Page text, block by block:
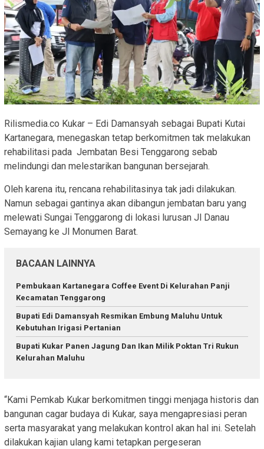
Rilismedia.co Kukar – Edi Damansyah sebagai Bupati Kutai
Kartanegara, menegaskan tetap berkomitmen tak melakukan
rehabilitasi pada Jembatan Besi Tenggarong sebab
melindungi dan melestarikan bangunan bersejarah.
Oleh karena itu, rencana rehabilitasinya tak jadi dilakukan.
Namun sebagai gantinya akan dibangun jembatan baru yang
melewati Sungai Tenggarong di lokasi lurusan Jl Danau
Semayang ke Jl Monumen Barat.
BACAAN LAINNYA
Pembukaan Kartanegara Coffee Event Di Kelurahan Panji
Kecamatan Tenggarong
Bupati Edi Damansyah Resmikan Embung Maluhu Untuk
Kebutuhan Irigasi Pertanian
Bupati Kukar Panen Jagung Dan Ikan Milik Poktan Tri Rukun
Kelurahan Maluhu
“Kami Pemkab Kukar berkomitmen tinggi menjaga historis dan
bangunan cagar budaya di Kukar, saya mengapresiasi peran
serta masyarakat yang melakukan kontrol akan hal ini. Setelah
dilakukan kajian ulang kami tetapkan pergeseran